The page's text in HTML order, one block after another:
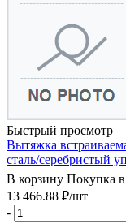
Быстрый просмотр
Вытяжка
сталь/серебристый
В корзину Покупка
13 466.88 ₽/шт
-